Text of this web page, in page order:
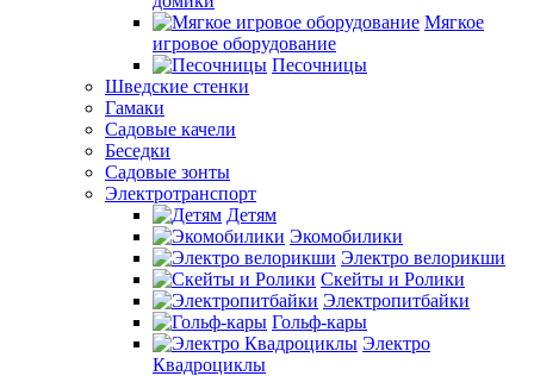
Мягкое
игровое оборудование
Песочницы
Шведские стенки
Гамаки
Садовые качели
Беседки
Садовые зонты
Электротранспорт
Детям
Экомобилики
Электро велорикши
Скейты и Ролики
Электропитбайки
Гольф-кары
Электро
Квадроциклы